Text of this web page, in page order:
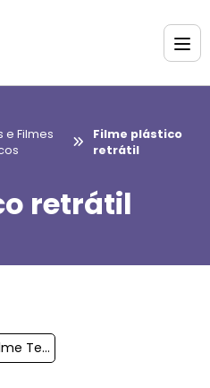
e Filmes
Filme plástico
retrátil
retrátil
Filme Tecnico